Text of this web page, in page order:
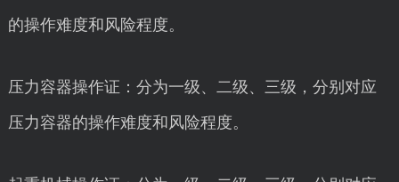
的操作难度和风险程度。
压力容器操作证：分为一级、二级、三级，分别对应
压力容器的操作难度和风险程度。